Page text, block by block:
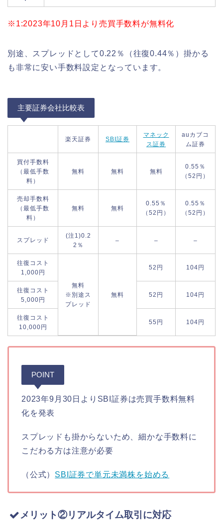
※1:2023年10月1日より売買手数料が無料化
別途、スプレッドとして0.22％（往復0.44％）掛かる
も非常に安い手数料設定となっています。
主要証券会社比較表
楽天証券 SBI証券
マネック
ス証券
auカブコ
ム証券
買付手数料
（最低手数
料）
無料 無料 無料
0.55％
（52円）
売却手数料
（最低手数
料）
無料 無料
0.55％
（52円）
0.55％
（52円）
スプレッド
(注1)0.2
2％
– – –
往復コスト
1,000円
無料
※別途ス
プレッド
無料
52円 104円
往復コスト
5,000円
52円 104円
往復コスト
10,000円
55円 104円
POINT
2023年9月30日よりSBI証券は売買手数料無料
化を発表
スプレッドも掛からないため、細かな手数料に
こだわる方は注意が必要
（公式） SBI証券で単元未満株を始める
メリット②リアルタイム取引に対応